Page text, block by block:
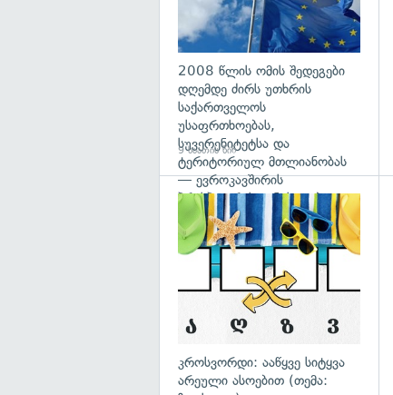
2008 წლის ომის შედეგები
დღემდე ძირს უთხრის
საქართველოს
უსაფრთხოებას,
სუვერენიტეტსა და
ტერიტორიულ მთლიანობას
— ევროკავშირის
პრესპიკერის განცხადება
9 საათის წინ
კროსვორდი: ააწყვე სიტყვა
არეული ასოებით (თემა: